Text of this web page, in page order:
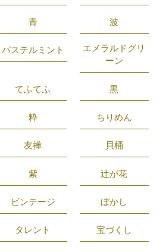
青 波
パステルミント
エメラルドグリ
ーン
てふてふ 黒
粋 ちりめん
友禅 貝桶
紫 辻が花
ビンテージ ぼかし
タレント 宝づくし